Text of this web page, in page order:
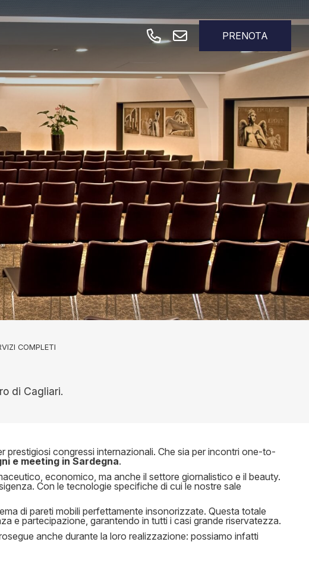
PRENOTA
COMPLETI
di Cagliari.
prestigiosi congressi internazionali. Che sia per incontri one-to-
e meeting in Sardegna.
economico, ma anche il settore giornalistico e il beauty.
Con le tecnologie specifiche di cui le nostre sale
di pareti mobili perfettamente insonorizzate. Questa totale
e partecipazione, garantendo in tutti i casi grande riservatezza.
anche durante la loro realizzazione: possiamo infatti